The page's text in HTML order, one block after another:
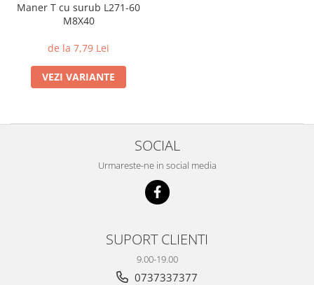
Maner T cu surub L271-60
M8X40
de la 7,79 Lei
VEZI VARIANTE
SOCIAL
Urmareste-ne in social media
SUPORT CLIENTI
9.00-19.00
0737337377